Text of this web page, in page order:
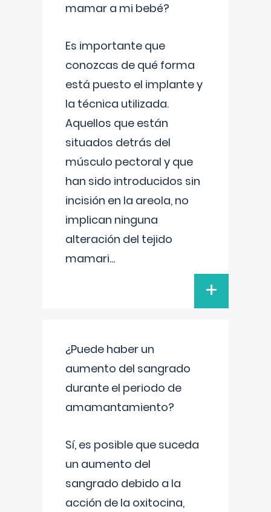
mamar a mi bebé?
Es importante que
conozcas de qué forma
está puesto el implante y
la técnica utilizada.
Aquellos que están
situados detrás del
músculo pectoral y que
han sido introducidos sin
incisión en la areola, no
implican ninguna
alteración del tejido
mamari...
+
¿Puede haber un
aumento del sangrado
durante el periodo de
amamantamiento?
Sí, es posible que suceda
un aumento del
sangrado debido a la
acción de la oxitocina,